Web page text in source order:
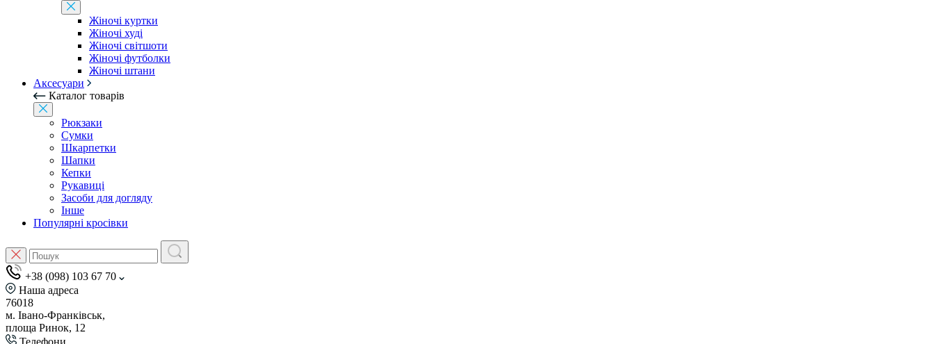
Жіночі куртки
Жіночі худі
Жіночі світшоти
Жіночі футболки
Жіночі штани
Аксесуари
Каталог товарів
Рюкзаки
Сумки
Шкарпетки
Шапки
Кепки
Рукавиці
Засоби для догляду
Інше
Популярні кросівки
+38 (098) 103 67 70
Наша адреса
76018
м. Івано-Франківськ,
площа Ринок, 12
Телефони